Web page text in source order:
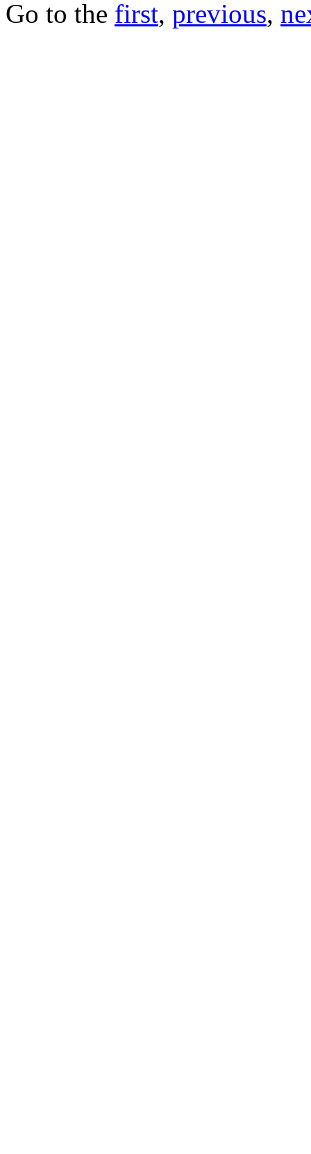
Go to the first, previous,